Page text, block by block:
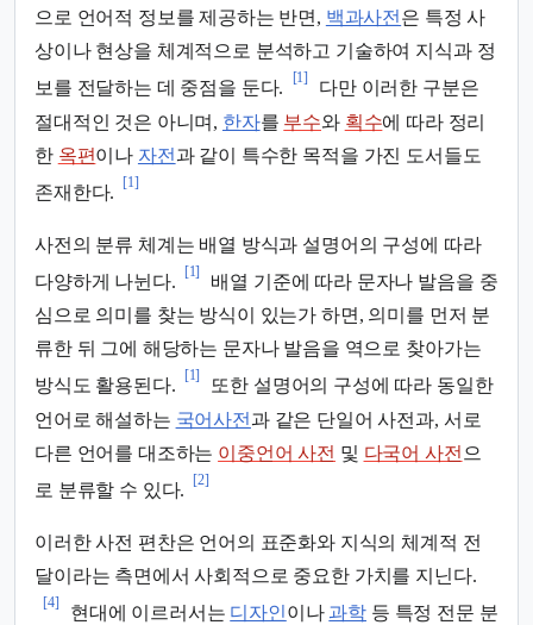
으로 언어적 정보를 제공하는 반면, 백과사전은 특정 사
상이나 현상을 체계적으로 분석하고 기술하여 지식과 정
보를 전달하는 데 중점을 둔다.
[1]
다만 이러한 구분은
절대적인 것은 아니며, 한자를 부수와 획수에 따라 정리
한 옥편이나 자전 과 같이 특수한 목적을 가진 도서들도
존재한다.
[1]
사전의 분류 체계는 배열 방식과 설명어의 구성에 따라
다양하게 나뉜다.
[1]
배열 기준에 따라 문자나 발음을 중
심으로 의미를 찾는 방식이 있는가 하면, 의미를 먼저 분
류한 뒤 그에 해당하는 문자나 발음을 역으로 찾아가는
방식도 활용된다.
[1]
또한 설명어의 구성에 따라 동일한
언어로 해설하는 국어사전 과 같은 단일어 사전과, 서로
다른 언어를 대조하는 이중언어 사전 및 다국어 사전 으
로 분류할 수 있다.
[2]
이러한 사전 편찬은 언어의 표준화와 지식의 체계적 전
달이라는 측면에서 사회적으로 중요한 가치를 지닌다.
[4]
현대에 이르러서는 디자인이나 과학 등 특정 전문 분